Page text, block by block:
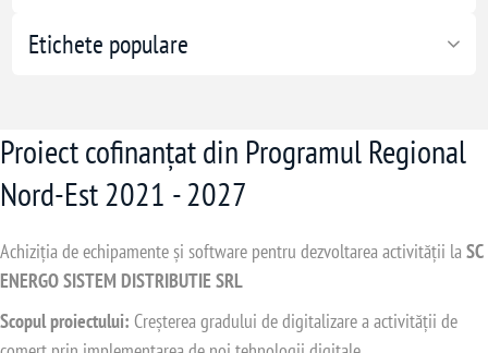
Etichete populare
Proiect cofinanțat din Programul Regional
Nord-Est 2021 - 2027
Achiziția de echipamente și software pentru dezvoltarea activității laSC
ENERGO SISTEM DISTRIBUTIE SRL
Scopul proiectului: Creșterea gradului de digitalizare a activității de